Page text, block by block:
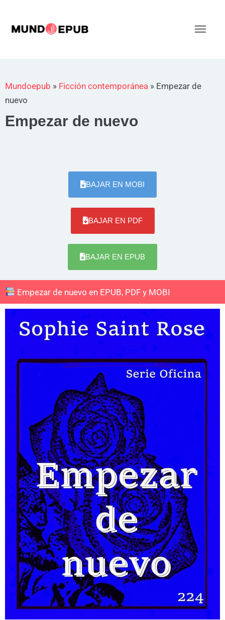
contenido
Mundoepub » Ficción contemporánea » Empezar de
nuevo
Empezar de nuevo
BAJAR EN MOBI
BAJAR EN PDF
BAJAR EN EPUB
Empezar de nuevo en EPUB, PDF y MOBI